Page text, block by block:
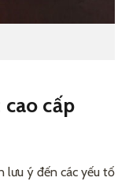
cấp
lưu ý đến các yếu tố